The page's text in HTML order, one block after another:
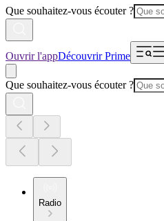
Que souhaitez-vous écouter ?
Ouvrir l'appDécouvrir Prime
Que souhaitez-vous écouter ?
Radio